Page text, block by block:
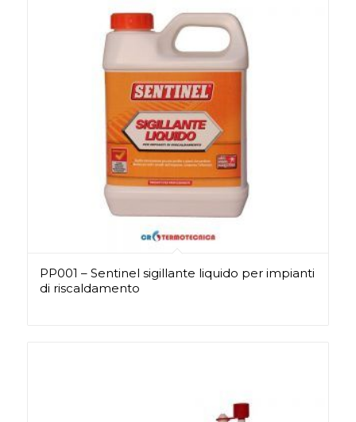
PP001 – Sentinel sigillante liquido per impianti
di riscaldamento